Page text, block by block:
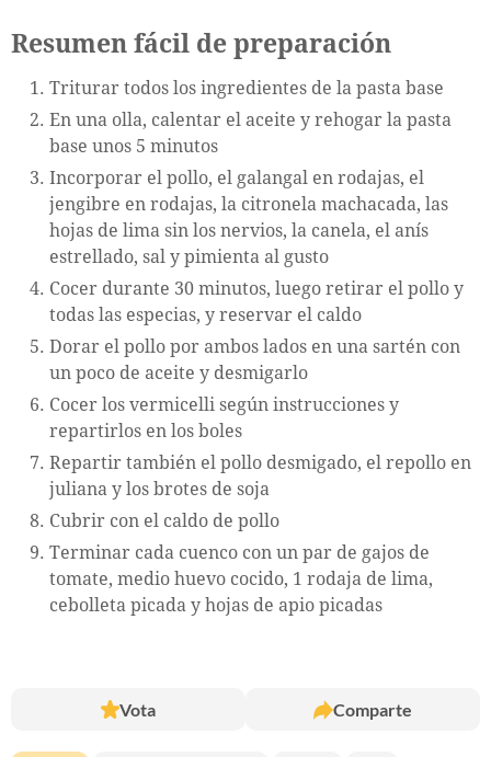
Resumen fácil de preparación
Triturar todos los ingredientes de la pasta base
En una olla, calentar el aceite y rehogar la pasta
base unos 5 minutos
Incorporar el pollo, el galangal en rodajas, el
jengibre en rodajas, la citronela machacada, las
hojas de lima sin los nervios, la canela, el anís
estrellado, sal y pimienta al gusto
Cocer durante 30 minutos, luego retirar el pollo y
todas las especias, y reservar el caldo
Dorar el pollo por ambos lados en una sartén con
un poco de aceite y desmigarlo
Cocer los vermicelli según instrucciones y
repartirlos en los boles
Repartir también el pollo desmigado, el repollo en
juliana y los brotes de soja
Cubrir con el caldo de pollo
Terminar cada cuenco con un par de gajos de
tomate, medio huevo cocido, 1 rodaja de lima,
cebolleta picada y hojas de apio picadas
Vota Comparte